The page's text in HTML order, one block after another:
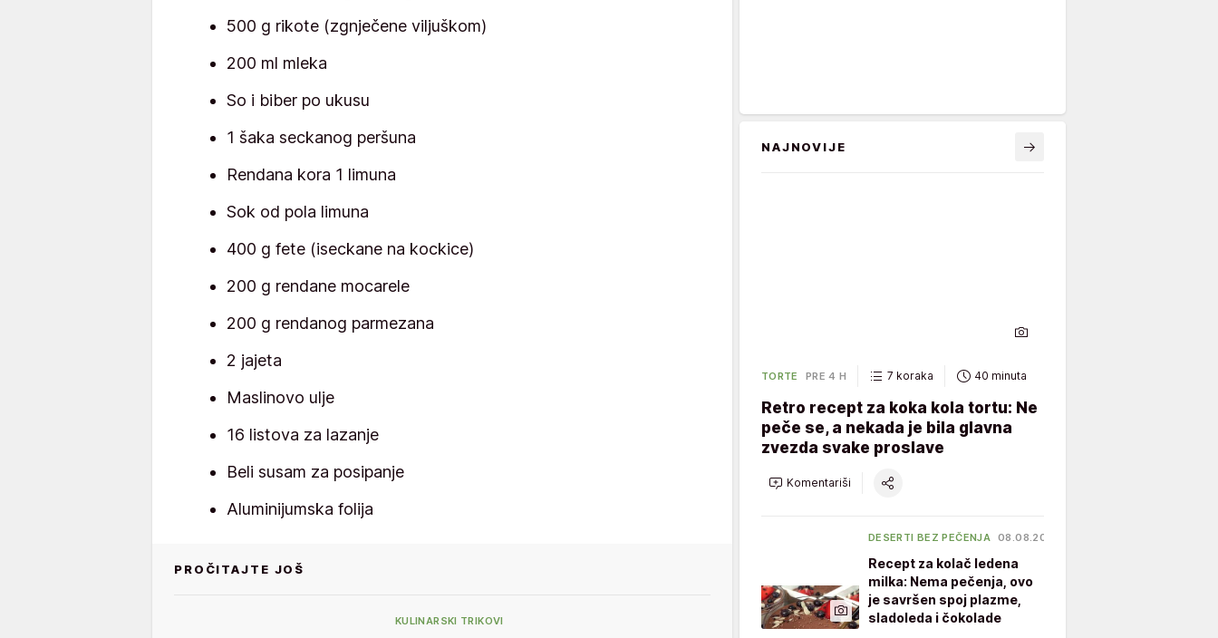
500 g rikote (zgnječene viljuškom)
200 ml mleka
So i biber po ukusu
1 šaka seckanog peršuna
Rendana kora 1 limuna
Sok od pola limuna
400 g fete (iseckane na kockice)
200 g rendane mocarele
200 g rendanog parmezana
2 jajeta
Maslinovo ulje
16 listova za lazanje
Beli susam za posipanje
Aluminijumska folija
PROČITAJTE JOŠ
KULINARSKI TRIKOVI
NAJNOVIJE
TORTE PRE 4 H 7 koraka 40 minuta
Retro recept za koka kola tortu: Ne
peče se, a nekada je bila glavna
zvezda svake proslave
Komentariši
DESERTI BEZ PEČENJA 08.08.2026.
Recept za kolač ledena
milka: Nema pečenja, ovo
je savršen spoj plazme,
sladoleda i čokolade